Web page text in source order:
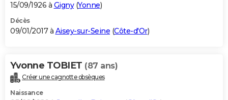
15/09/1926 à Gigny(Yonne)
Décès
09/01/2017 à Aisey-sur-Seine (Côte-d'Or)
Yvonne TOBIET (87 ans)
Créer une cagnotte obsèques
Naissance